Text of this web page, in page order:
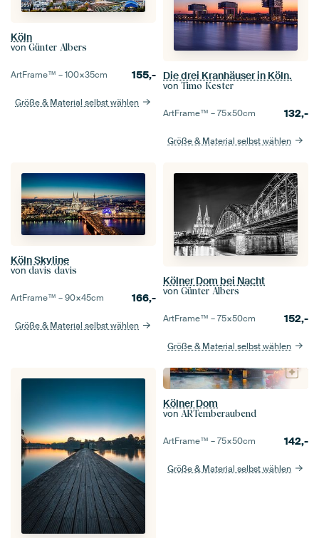
Köln
von Günter Albers
ArtFrame™ –100×35cm 155,-
Größe & Material selbst wählen
Die drei Kranhäuser in Köln.
von Timo Kester
ArtFrame™ –75×50cm 132,-
Größe & Material selbst wählen
Köln Skyline
von davis davis
ArtFrame™ –90×45cm 166,-
Größe & Material selbst wählen
Kölner Dom bei Nacht
von Günter Albers
ArtFrame™ –75×50cm 152,-
Größe & Material selbst wählen
Kölner Dom
von ARTemberaubend
ArtFrame™ –75×50cm 142,-
Größe & Material selbst wählen